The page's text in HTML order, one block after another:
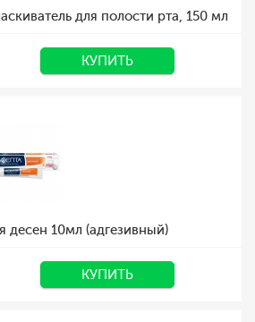
для полости рта, 150 мл
КУПИТЬ
десен 10мл (адгезивный)
КУПИТЬ